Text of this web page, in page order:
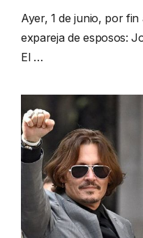
Ayer, 1 de junio, por
expareja de esposos:
El …